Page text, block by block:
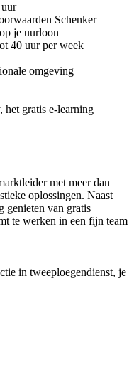
Schenker
je uurloon
40 uur per week
omgeving
het gratis e-learning
met meer dan
oplossingen. Naast
genieten van gratis
te werken in een fijn team
in tweeploegendienst, je